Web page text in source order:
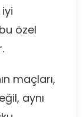
özel
maçları,
aynı